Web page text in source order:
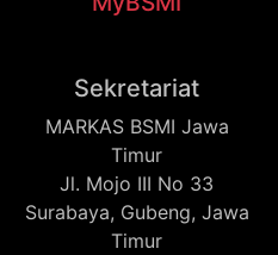
Sekretariat
MARKAS BSMI Jawa
Timur
Jl. Mojo III No 33
Surabaya, Gubeng, Jawa
Timur